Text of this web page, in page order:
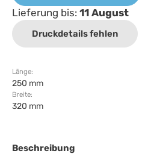
Lieferung bis: 11 August
Druckdetails fehlen
Länge:
250 mm
Breite:
320 mm
Beschreibung